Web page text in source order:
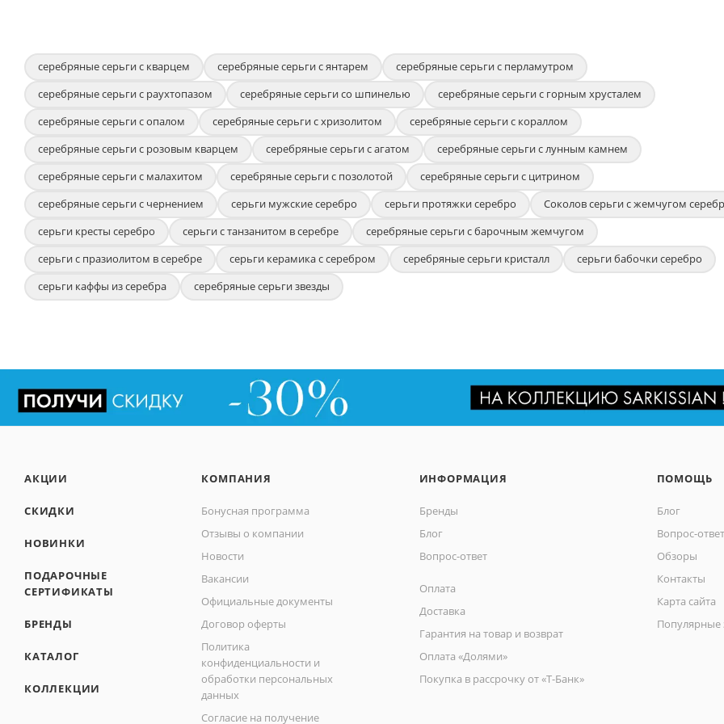
серебряные серьги с кварцем серебряные серьги с янтарем
серебряные серьги с перламутром
серебряные серьги с раухтопазом
серебряные серьги со шпинелью
серебряные серьги с горным хрусталем
серебряные серьги с опалом
серебряные серьги с хризолитом
серебряные серьги с кораллом
серебряные серьги с розовым кварцем
серебряные серьги с агатом
серебряные серьги с лунным камнем
серебряные серьги с малахитом
серебряные серьги с позолотой
серебряные серьги с цитрином
серебряные серьги с чернением
серьги мужские серебро серьги протяжки серебро
Соколов серьги с жемчугом
серьги кресты серебро
серьги с танзанитом в серебре
серебряные серьги с барочным жемчугом
серьги с празиолитом в серебре
серьги керамика с серебром серебряные серьги кристалл
серьги бабочки серебро
серьги каффы из серебра
серебряные серьги звезды
АКЦИИ
СКИДКИ
НОВИНКИ
ПОДАРОЧНЫЕ
СЕРТИФИКАТЫ
БРЕНДЫ
КАТАЛОГ
КОЛЛЕКЦИИ
КОМПАНИЯ
Бонусная программа
Отзывы о компании
Новости
Вакансии
Официальные документы
Договор оферты
Политика
конфиденциальности и
обработки персональных
данных
Согласие на получение
ИНФОРМАЦИЯ
Бренды
Блог
Вопрос-ответ
Оплата
Доставка
Гарантия на товар и возврат
Оплата «Долями»
Покупка в рассрочку от «Т-Банк»
ПОМОЩЬ
Блог
Вопрос-ответ
Обзоры
Контакты
Карта сайта
Популярные